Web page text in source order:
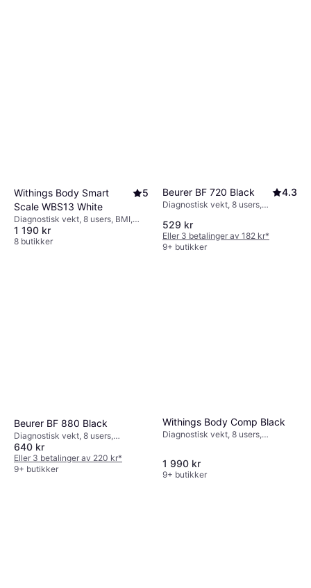
Withings Body Smart
Scale WBS13 White
5
Diagnostisk vekt, 8 users, BMI,
Muskelmasse, Vannprosent i
kroppen, Benmasse, Kroppsfett,
1 190 kr
8 butikker
Beurer BF 720 Black 4.3
Diagnostisk vekt, 8 users,
Vannprosent i kroppen, Benmasse,
Kroppsfett, BMI, Svart, Glass
529 kr
Eller 3 betalinger av 182 kr*
9+ butikker
Beurer BF 880 Black
Diagnostisk vekt, 8 users,
Metabolsk alder, Kroppsfett,
Muskelmasse, Benmasse,
Vannprosent i kroppen, BMI,
640 kr
Eller 3 betalinger av 220 kr*
9+ butikker
Withings Body Comp Black
Diagnostisk vekt, 8 users,
Svart, Glass
1 990 kr
9+ butikker